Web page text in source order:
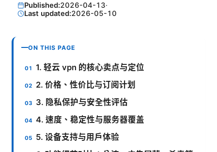
Published:2026-04-13·
Last updated:2026-05-10
ON THIS PAGE
1. 轻云 vpn 的核心卖点与定位
2. 价格、性价比与订阅计划
3. 隐私保护与安全性评估
4. 速度、稳定性与服务器覆盖
5. 设备支持与用户体验